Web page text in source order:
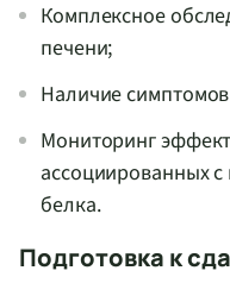
Комплексное
печени;
Наличие
Мониторинг
ассоциированных
белка.
Подготовка к